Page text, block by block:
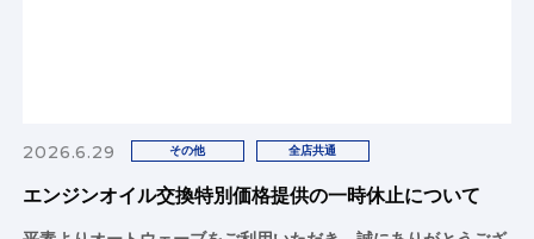
2026.6.29 その他 全店共通
エンジンオイル交換特別価格提供の一時休止について